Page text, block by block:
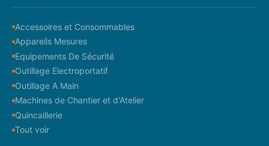
Accessoires et Consommables
Appareils Mesures
Equipements De Sécurité
Outillage Electroportatif
Outillage A Main
Machines de Chantier et d'Atelier
Quincaillerie
Tout voir